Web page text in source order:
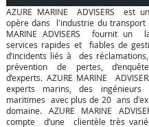
AZURE MARINE ADVISERS est
opère dans l'industrie du transport
MARINE ADVISERS fournit un
services rapides et fiables de
d’incidents liés à des
prévention de pertes,
d’experts. AZURE MARINE
experts marins, des ingénieurs
maritimes avec plus de 20 ans
domaine. AZURE MARINE
compte d’une clientèle très